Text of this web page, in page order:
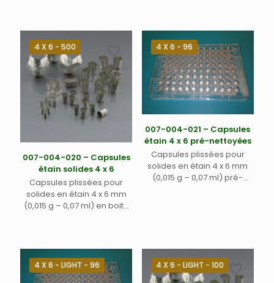
4 X 6 - 500
007-004-020 – Capsules
étain solides 4 x 6
Capsules plissées pour
solides en étain 4 x 6 mm
(0,015 g – 0,07 ml) en boite
4 X 6 - 96
007-004-021 – Capsules
étain 4 x 6 pré-nettoyées
Capsules plissées pour
solides en étain 4 x 6 mm
(0,015 g – 0,07 ml) pré-
4 X 6 - LIGHT - 96 4 X 6 - LIGHT - 100